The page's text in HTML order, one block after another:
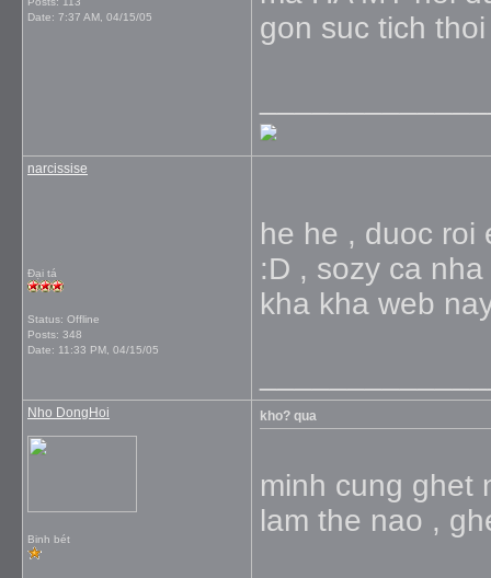
Date: 7:37 AM, 04/15/05
gon suc tich
narcissise
Đại tá
Status: Offline
Posts: 348
Date: 11:33 PM, 04/15/05
he he , duoc roi
:D , sozy ca
kha kha web
Nho DongHoi
Binh bét
kho? qua
minh cung ghet
lam the nao ,